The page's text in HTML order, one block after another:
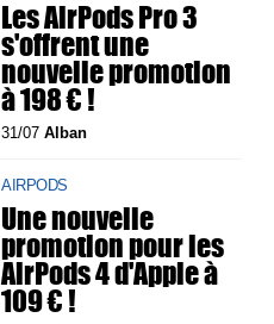
Les AirPods Pro 3
s'offrent une
nouvelle promotion
à 198 € !
31/07Alban
AIRPODS
Une nouvelle
promotion pour les
AirPods 4 d'Apple à
109 € !